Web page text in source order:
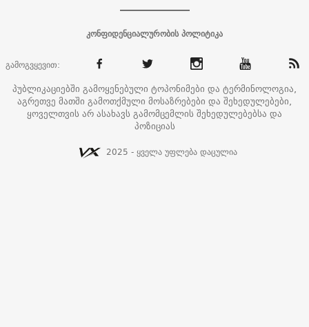
კონფიდენციალურობის პოლიტიკა
გამოგვყევით:
პუბლიკაციებში გამოყენებული ტოპონიმები და ტერმინოლოგია,
აგრეთვე მათში გამოთქმული მოსაზრებები და შეხედულებები,
ყოველთვის არ ასახავს გამომცემლის შეხედულებებსა და
პოზიციას
2025 - ყველა უფლება დაცულია